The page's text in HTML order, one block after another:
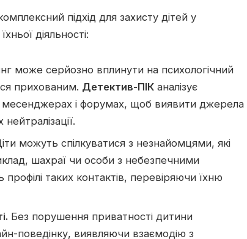
підхід для захисту дітей у
діяльності:
може серйозно вплинути на психологічний
прихованим. Детектив-ПІК аналізує
месенджерах і форумах, щоб виявити джерела
можуть спілкуватися з незнайомцями, які
шахраї чи особи з небезпечними
таких контактів, перевіряючи їхню
Без порушення приватності дитини
поведінку, виявляючи взаємодію з